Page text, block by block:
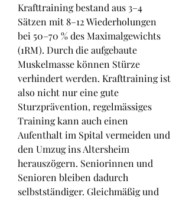
Krafttraining bestand aus 3–4
Sätzen mit 8–12 Wiederholungen
bei 50–70 % des Maximalgewichts
(1RM). Durch die aufgebaute
Muskelmasse können Stürze
verhindert werden. Krafttraining ist
also nicht nur eine gute
Sturzprävention, regelmässiges
Training kann auch einen
Aufenthalt im Spital vermeiden und
den Umzug ins Altersheim
herauszögern. Seniorinnen und
Senioren bleiben dadurch
selbstständiger. Gleichmäßig und